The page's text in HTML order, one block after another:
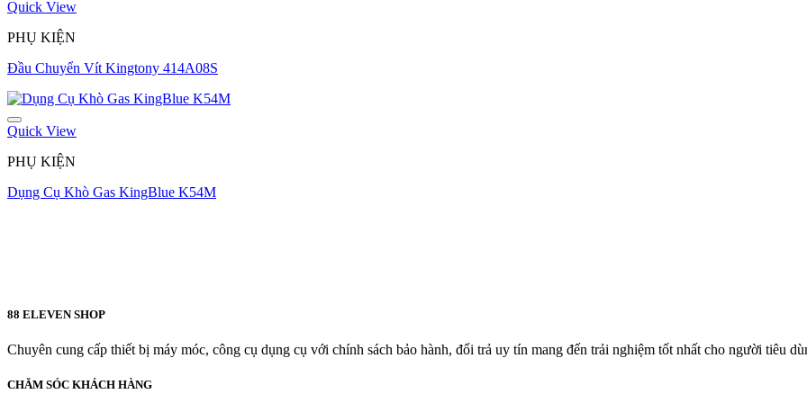
Quick View
PHỤ KIỆN
Đầu Chuyển Vít Kingtony 414A08S
Quick View
PHỤ KIỆN
Dụng Cụ Khò Gas KingBlue K54M
88 ELEVEN SHOP
Chuyên cung cấp thiết bị máy móc, công cụ dụng cụ với chính sách bảo hành, đổi trả uy tín mang đến trải nghiệm tốt nhất cho người tiêu
CHĂM SÓC KHÁCH HÀNG